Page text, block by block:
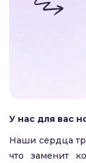
У нас для вас
Наши сердца
что заменит